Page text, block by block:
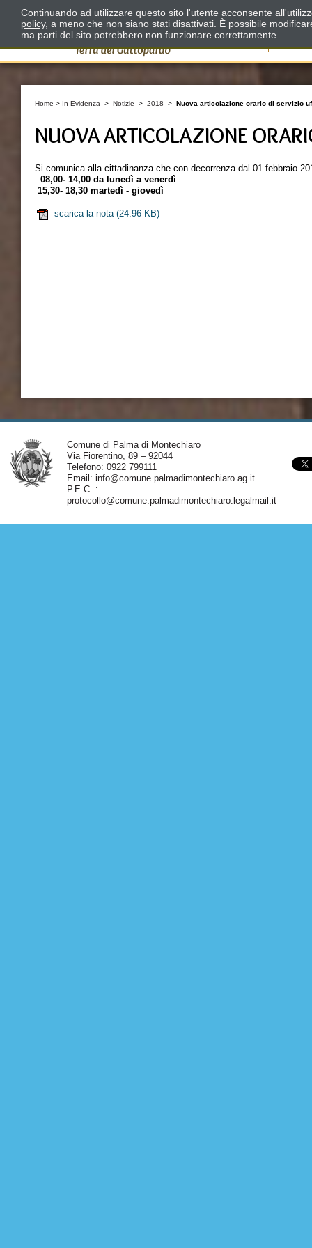
Il
Home > In Evidenza > Notizie > 2018 > Nuova articolazione orario di servizio
NUOVA ARTICOLAZIONE
Si comunica alla cittadinanza che con decorrenza dal 01 febbraio
08,00- 14,00 da lunedì a venerdì
15,30- 18,30 martedì - giovedì
scarica la nota(24.96 KB)
Comune di Palma di Montechiaro
Via Fiorentino, 89 – 92044
Telefono: 0922 799111
Email: info@comune.palmadimontechiaro.ag.it
P.E.C. :
protocollo@comune.palmadimontechiaro.legalmail.it
Continuando ad utilizzare questo sito l'utente acconsente
policy, a meno che non siano stati disattivati. È possibile
ma parti del sito potrebbero non funzionare correttamente.